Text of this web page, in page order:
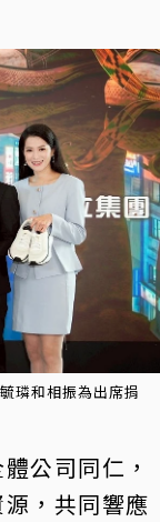
璘和相振為出席捐
公司同仁，
，共同響應